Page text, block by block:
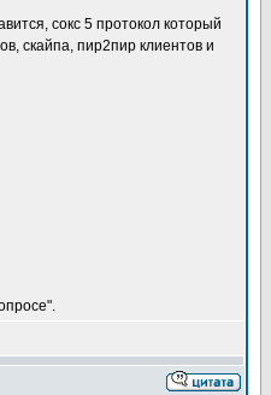
сокс 5 протокол который
скайпа, пир2пир клиентов и